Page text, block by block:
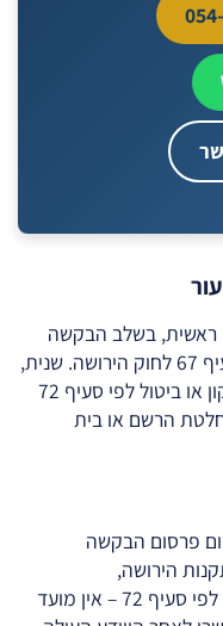
ראשית, בשלב הבקשה
למתן הצו, ניתן להגיש התנגדות לפי סעיף 67 לחוק הירושה. שנית,
לאחר מתן הצו, ניתן להגיש בקשה לתיקון או ביטול לפי סעיף 72
הרשם או בית
למתן צו – 14 יום מיום פרסום הבקשה
יומי, לפי תקנה 14 לתקנות הירושה,
התשנ"ח-1998. לבקשת תיקון או ביטול לפי סעיף 72 – אין מועד